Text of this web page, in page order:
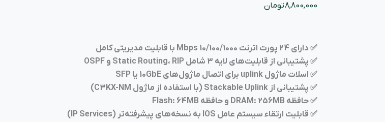
8,800,000تومان
✅ دارای 24 پورت اترنت 10/100/1000 Mbps با قابلیت مدیریتی کامل
✅ پشتیبانی از قابلیت‌های لایه 3 شامل Static Routing، RIP و OSPF
✅ اسلات ماژول uplink برای اتصال ماژول‌های 10GbE یا SFP
✅ پشتیبانی از Stackable Uplink (با استفاده از ماژول C3KX-NM)
✅ حافظه DRAM: 256MB و حافظه Flash: 64MB
✅ قابلیت ارتقاء سیستم عامل IOS به نسخه‌های پیشرفته‌تر (IP Services)